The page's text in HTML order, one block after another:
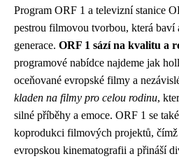
Program ORF 1 a televizní stanice
pestrou filmovou tvorbou, která
generace. ORF 1 sází na kvalitu a
programové nabídce najdeme jak
oceňované evropské filmy a
kladen na filmy pro celou rodinu,
silné příběhy a emoce. ORF 1 se
koprodukci filmových projektů, čímž
evropskou kinematografii a přináší